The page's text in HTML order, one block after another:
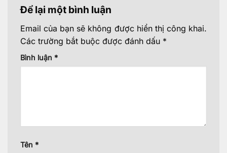
Để lại một bình luận
Email của bạn sẽ không được hiển thị công khai.
Các trường bắt buộc được đánh dấu *
Bình luận *
Tên *